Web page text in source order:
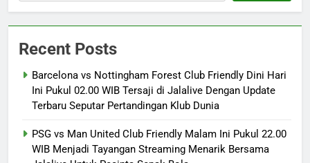
Recent Posts
Barcelona vs Nottingham Forest Club Friendly Dini Hari
Ini Pukul 02.00 WIB Tersaji di Jalalive Dengan Update
Terbaru Seputar Pertandingan Klub Dunia
PSG vs Man United Club Friendly Malam Ini Pukul 22.00
WIB Menjadi Tayangan Streaming Menarik Bersama